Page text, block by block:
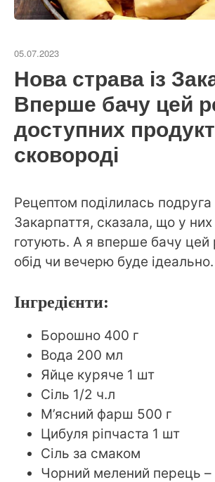
05.07.2023
Нова страва із
Вперше бачу цей
доступних
сковороді
Рецептом поділилась подруга
Закарпаття, сказала, що у них
готують. А я вперше бачу цей
обід чи вечерю буде ідеально.
Інгредієнти:
Борошно 400 г
Вода 200 мл
Яйце куряче 1 шт
Сіль 1/2 ч.л
М’ясний фарш 500 г
Цибуля ріпчаста 1 шт
Сіль за смаком
Чорний мелений перець